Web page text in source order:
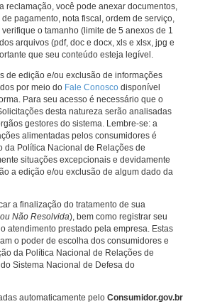
reclamação, você pode anexar documentos,
pagamento, nota fiscal, ordem de serviço,
o tamanho (limite de 5 anexos de 1
arquivos (pdf, doc e docx, xls e xlsx, jpg e
que seu conteúdo esteja legível.
de edição e/ou exclusão de informações
por meio do Fale Conosco disponível
Para seu acesso é necessário que o
desta natureza serão analisadas
gestores do sistema. Lembre-se: a
alimentadas pelos consumidores é
da Política Nacional de Relações de
situações excepcionais e devidamente
a edição e/ou exclusão de algum dado da
a finalização do tratamento de sua
Não Resolvida), bem como registrar seu
atendimento prestado pela empresa. Estas
o poder de escolha dos consumidores e
da Política Nacional de Relações de
Sistema Nacional de Defesa do
automaticamente pelo Consumidor.gov.br